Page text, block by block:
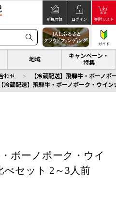
新規登録 ログイン 寄附リスト
ガイド
地域
キャンペーン・
特集
わせ
【冷蔵配送】飛騨牛・ボーノ
【冷蔵配送】飛騨牛・ボーノポーク・ウイ
ボーノポーク・ウイ
べセット 2～3人前